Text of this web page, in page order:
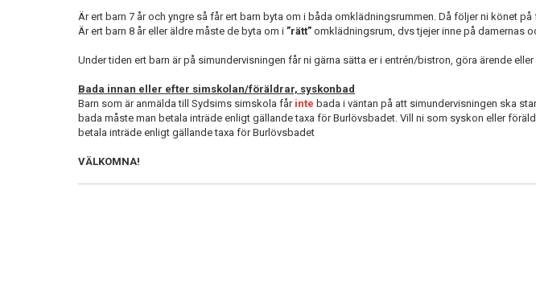
Är ert barn 7 år och yngre så får ert barn byta om i båda omklädningsrummen. Då följer ni könet
Är ert barn 8 år eller äldre måste de byta om i ”rätt” omklädningsrum, dvs tjejer inne på damernas
Under tiden ert barn är på simundervisningen får ni gärna sätta er i entrén/bistron, göra ärende
Bada innan eller efter simskolan/föräldrar, syskonbad
Barn som är anmälda till Sydsims simskola får inte bada i väntan på att simundervisningen ska
bada måste man betala inträde enligt gällande taxa för Burlövsbadet. Vill ni som syskon eller
betala inträde enligt gällande taxa för Burlövsbadet
VÄLKOMNA!